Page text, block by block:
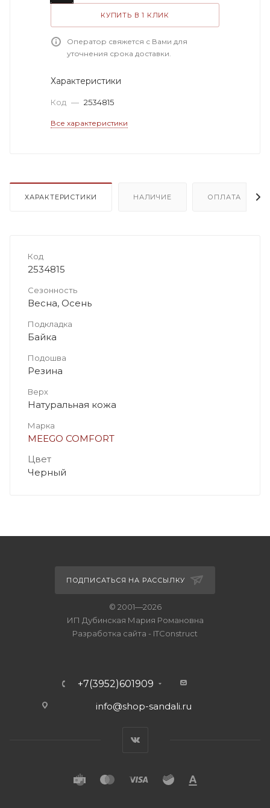
КУПИТЬ В 1 КЛИК
Оператор свяжется с Вами для
уточнения срока доставки.
Характеристики
Код — 2534815
Все характеристики
ХАРАКТЕРИСТИКИ НАЛИЧИЕ ОПЛАТА
Код
2534815
Сезонность
Весна, Осень
Подкладка
Байка
Подошва
Резина
Верх
Натуральная кожа
Марка
MEEGO COMFORT
Цвет
Черный
ПОДПИСАТЬСЯ НА РАССЫЛКУ
© 2001—2026
ИП Дубинская Мария Романовна
Разработка сайта - ITConstruct
+7(3952)601909
info@shop-sandali.ru